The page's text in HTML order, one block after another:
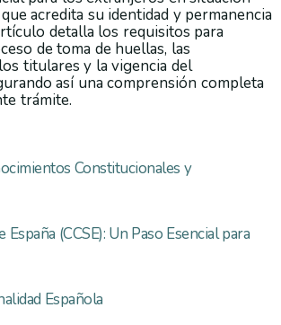
acredita su identidad y permanencia
detalla los requisitos para
de toma de huellas, las
titulares y la vigencia del
así una comprensión completa
trámite.
Constitucionales y
(CCSE): Un Paso Esencial para
Española